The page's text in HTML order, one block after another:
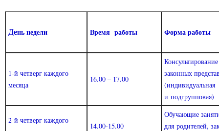
День недели Время работы Форма работы
1-й четверг каждого
месяца
16.00 – 17.00
законных
(индивидуальная
и подгрупповая)
2-й четверг каждого
14.00-15.00
Обучающие
для родителей,